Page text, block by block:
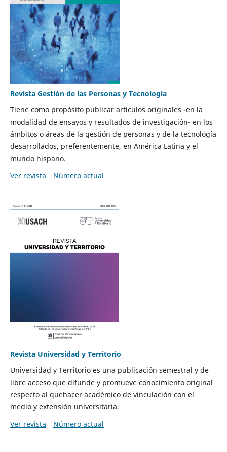
Revista Gestión de las Personas y Tecnología
Tiene como propósito publicar artículos originales -en la
modalidad de ensayos y resultados de investigación- en los
ámbitos o áreas de la gestión de personas y de la tecnología
desarrollados, preferentemente, en América Latina y el
mundo hispano.
Ver revista
Número actual
Revista Universidad y Territorio
Universidad y Territorio es una publicación semestral y de
libre acceso que difunde y promueve conocimiento original
respecto al quehacer académico de vinculación con el
medio y extensión universitaria.
Ver revista
Número actual